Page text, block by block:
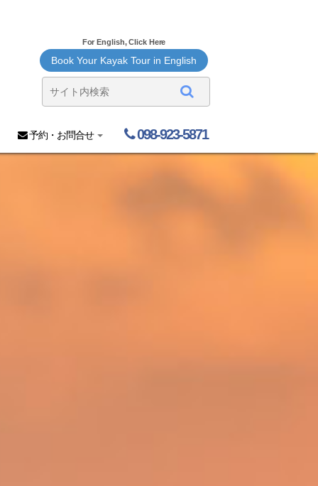
For English, Click Here
Book Your Kayak Tour in English
予約・お問合せ 098-923-5871